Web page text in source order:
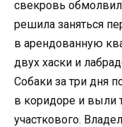
свекровь
решила заняться
в арендованную
двух хаски и
Собаки за три дня
в коридоре и выли
участкового.